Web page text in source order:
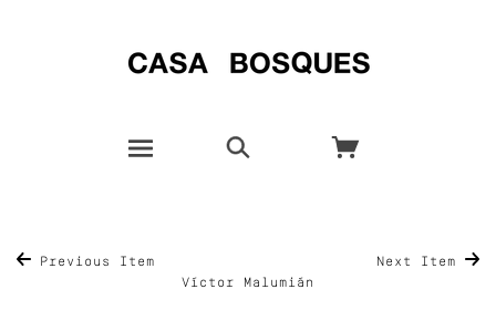
Previous Item
Next Item
Víctor Malumián